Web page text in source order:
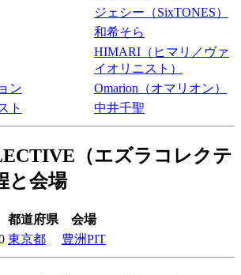
ジェシー（SixTONES）
和希そら
HIMARI（ヒマリ／ヴァ
イオリニスト）
ン
Omarion（オマリオン）
ト
中井千聖
（エズラコレクテ
と会場
都道府県
会場
東京都 豊洲PIT